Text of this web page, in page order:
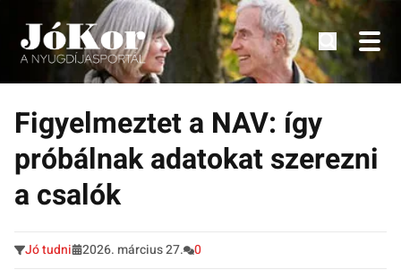
Tovább
tartalomra
Tudnivalók, érdekességek idősek számára.
Figyelmeztet a NAV: így
próbálnak adatokat szerezni
a csalók
Jó tudni 2026. március 27. 0